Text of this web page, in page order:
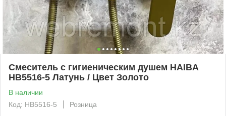
Смеситель с гигиеническим душем HAIBA
HB5516-5 Латунь / Цвет Золото
В наличии
Код: HB5516-5
Розница